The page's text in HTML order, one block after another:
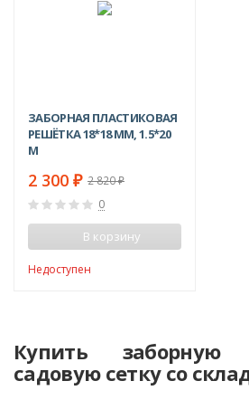
ЗАБОРНАЯ ПЛАСТИКОВАЯ
РЕШЁТКА 18*18 ММ, 1.5*20
М
2 300 ₽ 2 820₽
0
В корзину
Недоступен
Купить
садовую сетку со